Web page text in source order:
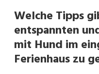
Welche Tipps
entspannten
mit Hund im
Ferienhaus zu